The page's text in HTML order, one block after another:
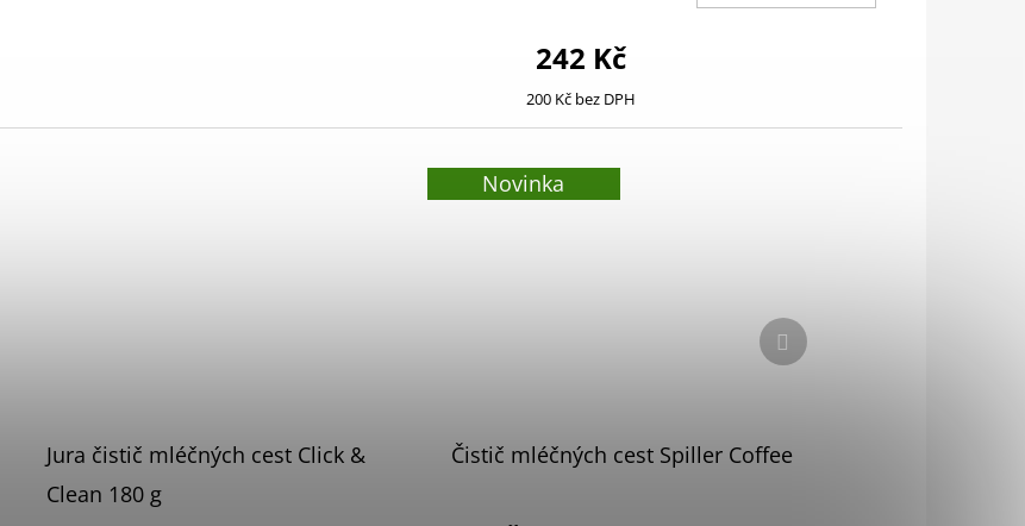
242 Kč
200 Kč bez DPH
Jura čistič mléčných cest Click &
Clean 180 g
Novinka
Čistič mléčných cest Spiller Coffee
Další